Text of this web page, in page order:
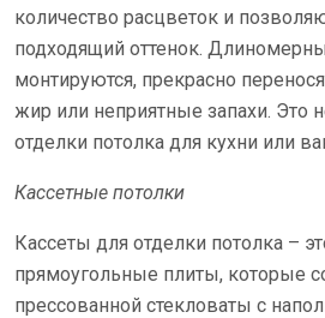
количество расцветок и
подходящий оттенок.
монтируются, прекрасно
жир или неприятные запахи. Это
отделки потолка для кухни или
Кассетные потолки
Кассеты для отделки потолка –
прямоугольные плиты, которые
прессованной стекловаты с